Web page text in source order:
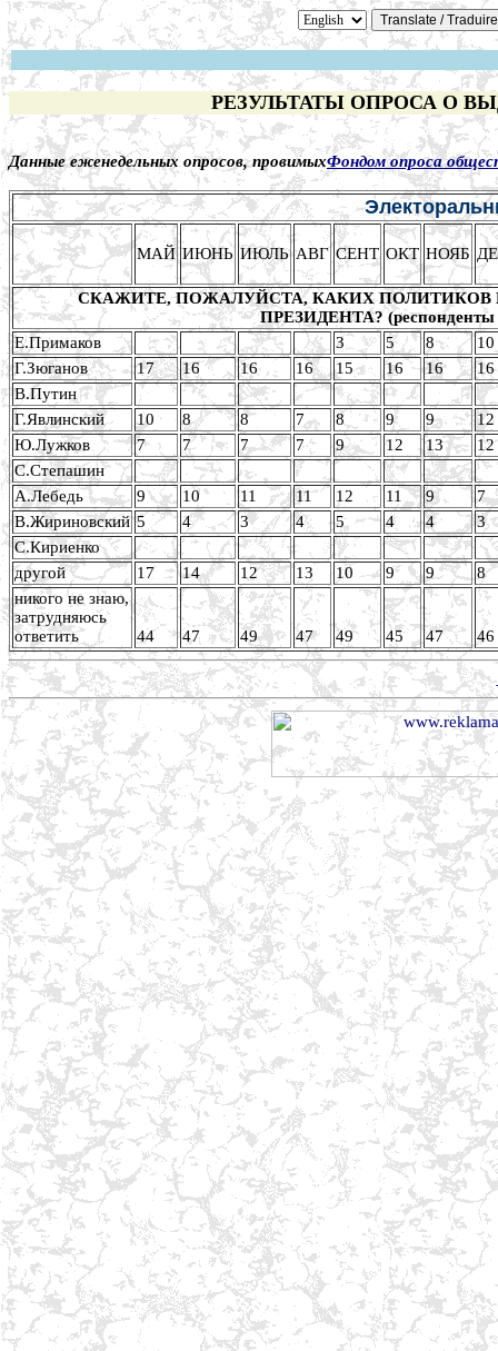
РЕЗУЛЬТАТЫ ОПРОСА О
Данные еженедельных опросов, провимыхФондом опроса
МАЙ ИЮНЬ ИЮЛЬ АВГ СЕНТ ОКТ НОЯБ
СКАЖИТЕ, ПОЖАЛУЙСТА, КАКИХ
ПРЕЗИДЕНТА? (респонденты
Е.Примаков
3 5 8
10
Г.Зюганов
17 16 16 16 15 16 16
16
В.Путин
Г.Явлинский
10 8 8 7 8 9 9
12
Ю.Лужков
7 7 7 7 9 12 13
12
С.Степашин
А.Лебедь
9 10 11 11 12 11 9
7
В.Жириновский 5 4 3 4 5 4 4
3
С.Кириенко
другой
17 14 12 13 10 9 9
8
никого не знаю,
затрудняюсь
ответить
44 47 49 47 49 45 47 46